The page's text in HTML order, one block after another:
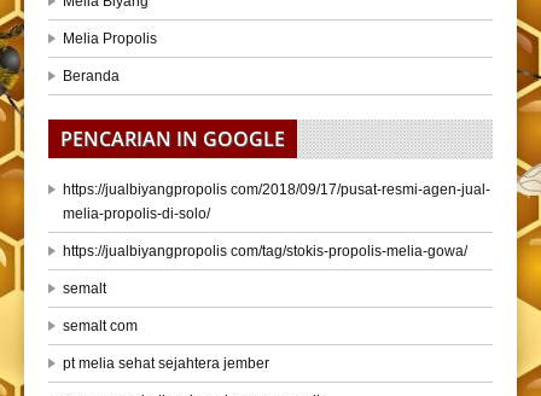
Melia Propolis
Beranda
PENCARIAN IN GOOGLE
https://jualbiyangpropolis com/2018/09/17/pusat-resmi-agen-jual-
melia-propolis-di-solo/
https://jualbiyangpropolis com/tag/stokis-propolis-melia-gowa/
semalt
semalt com
pt melia sehat sejahtera jember